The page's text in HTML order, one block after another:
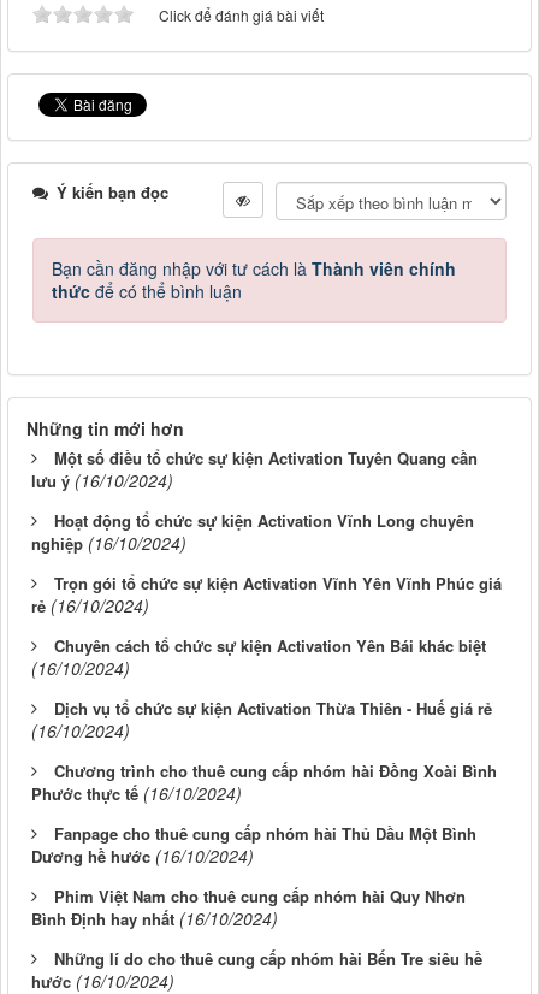
Click để đánh giá bài viết
Ý kiến bạn đọc
Bạn cần đăng nhập với tư cách là Thành viên chính
thức để có thể bình luận
Những tin mới hơn
Một số điều tổ chức sự kiện Activation Tuyên Quang cần
lưu ý (16/10/2024)
Hoạt động tổ chức sự kiện Activation Vĩnh Long chuyên
nghiệp (16/10/2024)
Trọn gói tổ chức sự kiện Activation Vĩnh Yên Vĩnh Phúc giá
rẻ (16/10/2024)
Chuyên cách tổ chức sự kiện Activation Yên Bái khác biệt
(16/10/2024)
Dịch vụ tổ chức sự kiện Activation Thừa Thiên - Huế giá rẻ
(16/10/2024)
Chương trình cho thuê cung cấp nhóm hài Đồng Xoài Bình
Phước thực tế (16/10/2024)
Fanpage cho thuê cung cấp nhóm hài Thủ Dầu Một Bình
Dương hề hước (16/10/2024)
Phim Việt Nam cho thuê cung cấp nhóm hài Quy Nhơn
Bình Định hay nhất (16/10/2024)
Những lí do cho thuê cung cấp nhóm hài Bến Tre siêu hề
hước (16/10/2024)